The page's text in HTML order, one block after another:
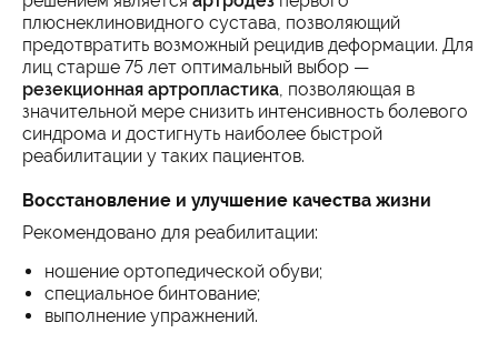
плюснеклиновидного сустава, позволяющий
предотвратить возможный рецидив деформации. Для
лиц старше 75 лет оптимальный выбор —
резекционная артропластика, позволяющая в
значительной мере снизить интенсивность болевого
синдрома и достигнуть наиболее быстрой
реабилитации у таких пациентов.
Восстановление и улучшение качества жизни
Рекомендовано для реабилитации:
ношение ортопедической обуви;
специальное бинтование;
выполнение упражнений.